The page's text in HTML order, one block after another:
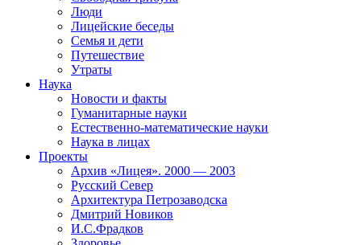
Люди
Лицейские беседы
Семья и дети
Путешествие
Утраты
Наука
Новости и факты
Гуманитарные науки
Естественно-математические науки
Наука в лицах
Проекты
Архив «Лицея». 2000 — 2003
Русский Север
Архитектура Петрозаводска
Дмитрий Новиков
И.С.Фрадков